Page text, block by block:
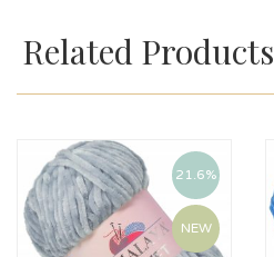
Related Products
21.6%
NEW